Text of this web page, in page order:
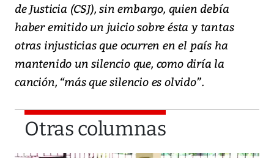
de Justicia (CSJ), sin embargo, quien debía
haber emitido un juicio sobre ésta y tantas
otras injusticias que ocurren en el país ha
mantenido un silencio que, como diría la
canción, “más que silencio es olvido”.
Otras columnas